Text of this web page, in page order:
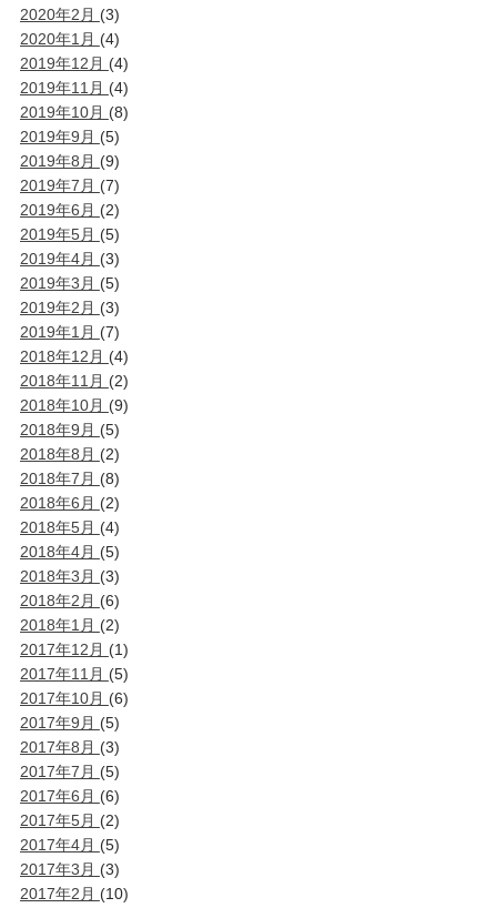
2020年2月 (3)
2020年1月 (4)
2019年12月 (4)
2019年11月 (4)
2019年10月 (8)
2019年9月 (5)
2019年8月 (9)
2019年7月 (7)
2019年6月 (2)
2019年5月 (5)
2019年4月 (3)
2019年3月 (5)
2019年2月 (3)
2019年1月 (7)
2018年12月 (4)
2018年11月 (2)
2018年10月 (9)
2018年9月 (5)
2018年8月 (2)
2018年7月 (8)
2018年6月 (2)
2018年5月 (4)
2018年4月 (5)
2018年3月 (3)
2018年2月 (6)
2018年1月 (2)
2017年12月 (1)
2017年11月 (5)
2017年10月 (6)
2017年9月 (5)
2017年8月 (3)
2017年7月 (5)
2017年6月 (6)
2017年5月 (2)
2017年4月 (5)
2017年3月 (3)
2017年2月 (10)